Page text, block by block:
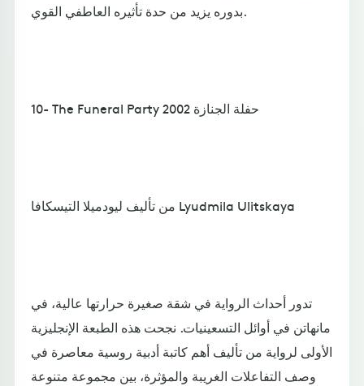
بدوره يزيد من حدة تأثيره العاطفي القوي.
10- The Funeral Party حفلة الجنازة 2002
من تأليف ليودميلا التيسكافا Lyudmila Ulitskaya
تدور أحداث الرواية في شقة صغيرة حرارتها عالية، في
مانهاتن في أوائل التسعينيات. نجحت هذه الطبعة الإنجليزية
الأولى لرواية من تأليف أهم كاتبة أدبية روسية معاصرة في
وصف التفاعلات الغريبة والمؤثرة، بين مجموعة متنوعة